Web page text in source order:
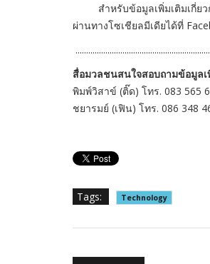
สำหรับข้อมูลเพิ่มเติมเกี่ยว
ผ่านทางโซเชียลมีเดียได้ที่
สื่อมวลชนสนใจสอบถามข้อมูลเ
พิมพ์วิสาข์ (ติ๊ด) โทร. 083 565
ชยารมย์ (เฟิน) โทร. 086 348
Tags: Technology